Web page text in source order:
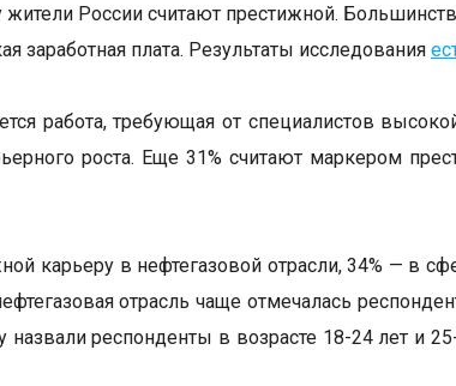
России считают престижной.
заработная плата. Результаты исследования
работа, требующая от специалистов
роста. Еще 31% считают маркером
карьеру в нефтегазовой отрасли, 34% — в
отрасль чаще отмечалась
респонденты в возрасте 18-24 лет и